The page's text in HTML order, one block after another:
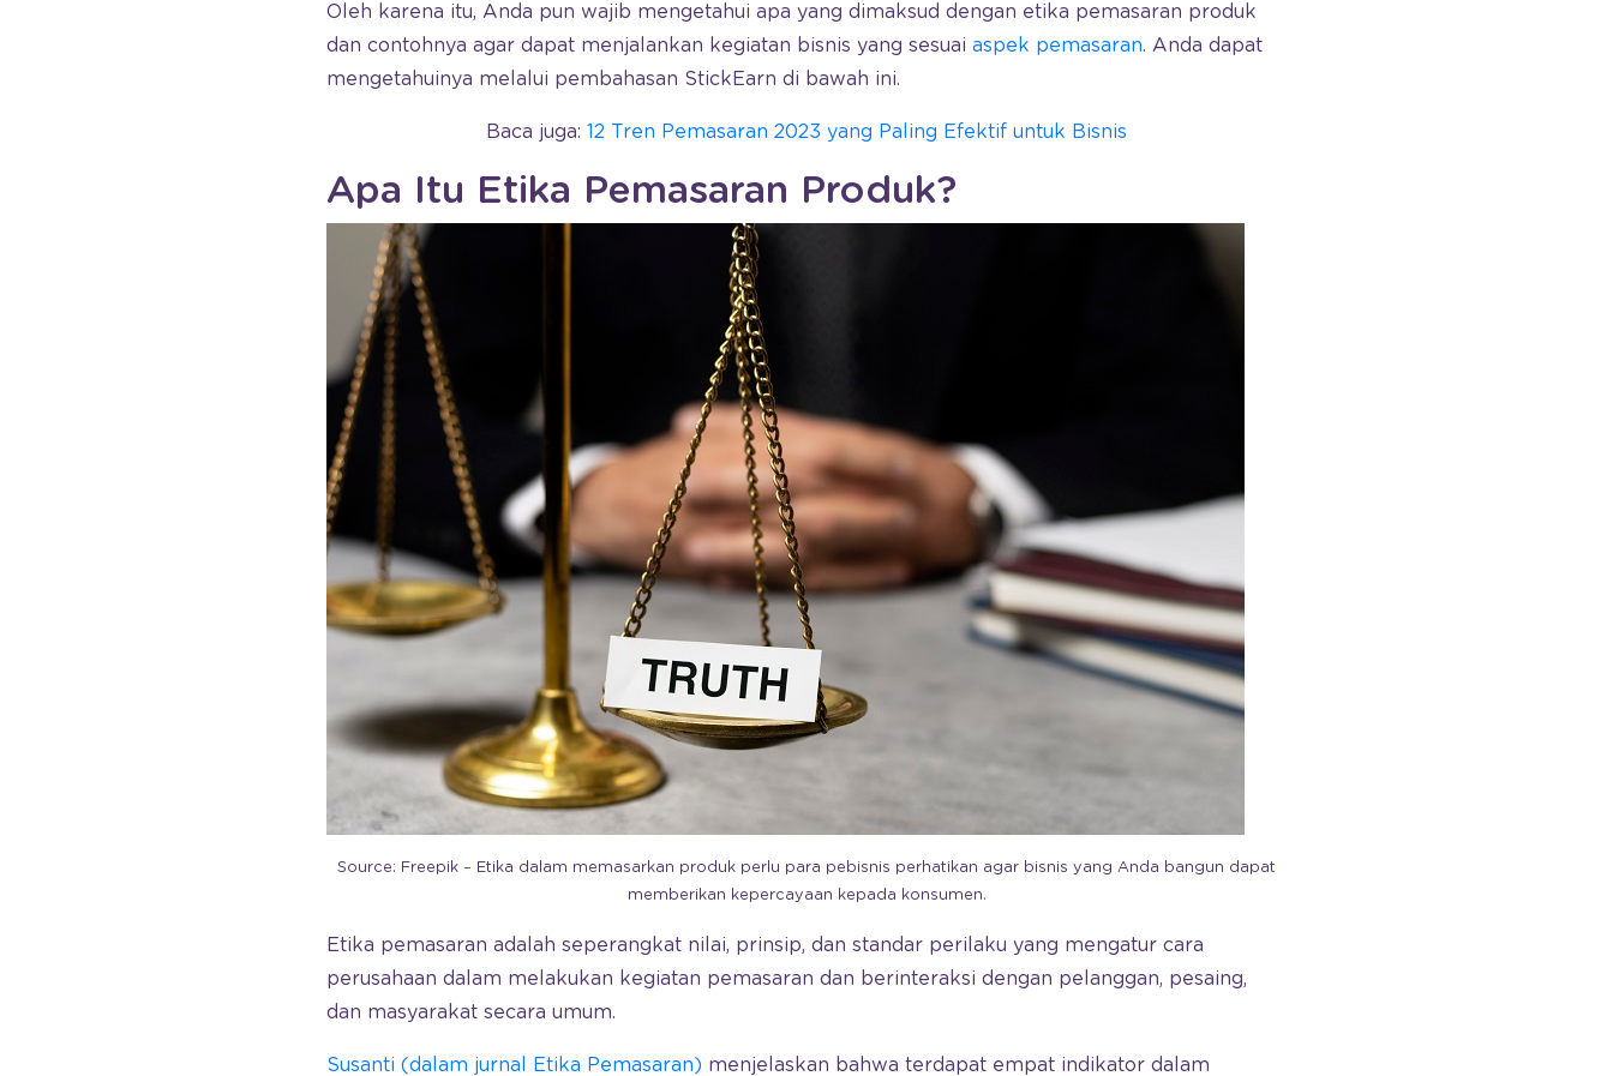
Oleh karena itu, Anda pun wajib mengetahui apa yang dimaksud dengan etika pemasaran produk
dan contohnya agar dapat menjalankan kegiatan bisnis yang sesuai aspek pemasaran. Anda dapat
mengetahuinya melalui pembahasan StickEarn di bawah ini.
Baca juga: 12 Tren Pemasaran 2023 yang Paling Efektif untuk Bisnis
Apa Itu Etika Pemasaran Produk?
Source: Freepik – Etika dalam memasarkan produk perlu para pebisnis perhatikan agar bisnis yang Anda bangun dapat
memberikan kepercayaan kepada konsumen.
Etika pemasaran adalah seperangkat nilai, prinsip, dan standar perilaku yang mengatur cara
perusahaan dalam melakukan kegiatan pemasaran dan berinteraksi dengan pelanggan, pesaing,
dan masyarakat secara umum.
Susanti (dalam jurnal Etika Pemasaran) menjelaskan bahwa terdapat empat indikator dalam